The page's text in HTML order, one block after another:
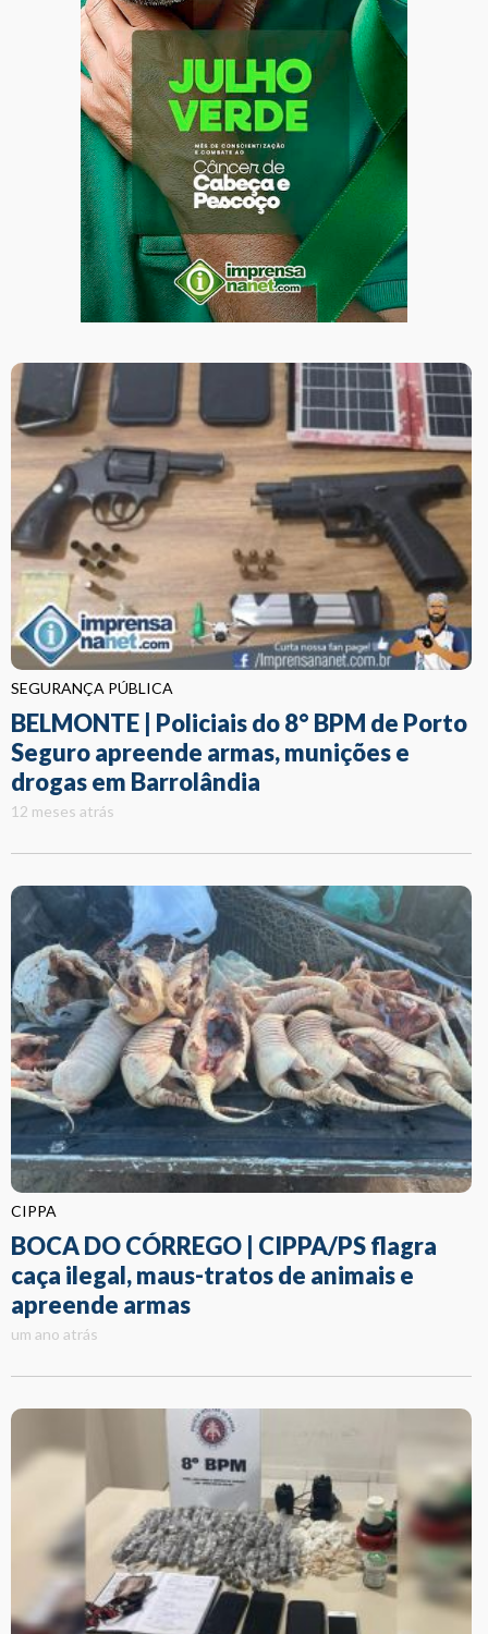
SEGURANÇA PÚBLICA
BELMONTE | Policiais do 8° BPM de Porto
Seguro apreende armas, munições e
drogas em Barrolândia
12 meses atrás
CIPPA
BOCA DO CÓRREGO | CIPPA/PS flagra
caça ilegal, maus-tratos de animais e
apreende armas
um ano atrás